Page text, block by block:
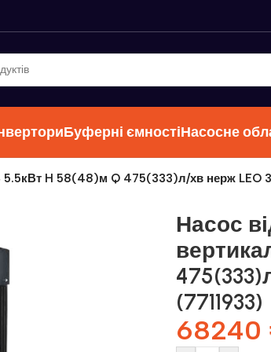
Буферні ємностіНасосне
5.5кВт H 58(48)м Q 475(333)л/хв нерж
Насос
(7711933)
68240